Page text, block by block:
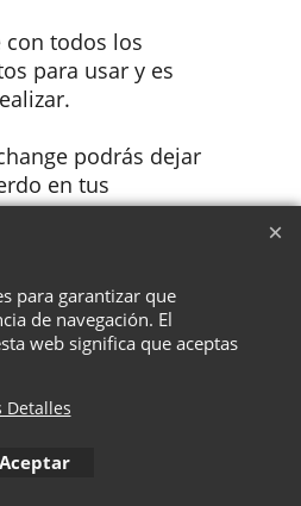
con todos los
para usar y es
podrás dejar
en tus
eCommerce software was used.
para garantizar que
de navegación. El
web significa que aceptas
Detalles
Aceptar